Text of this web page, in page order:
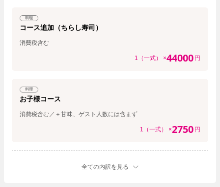
料理
コース追加（ちらし寿司）
消費税含む
1（一式） ×44000 円
料理
お子様コース
消費税含む／＋甘味、ゲスト人数には含まず
1（一式） ×2750 円